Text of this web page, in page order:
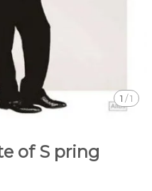
1 /1
of S pring